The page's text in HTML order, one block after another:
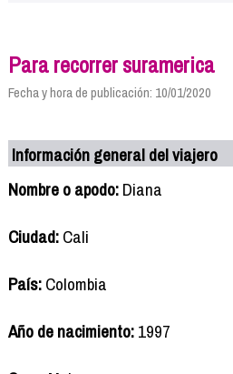
Para recorrer suramerica
Fecha y hora de publicación: 10/01/2020
Información general del viajero
Nombre o apodo:Diana
Ciudad:Cali
País:Colombia
Año de nacimiento:1997